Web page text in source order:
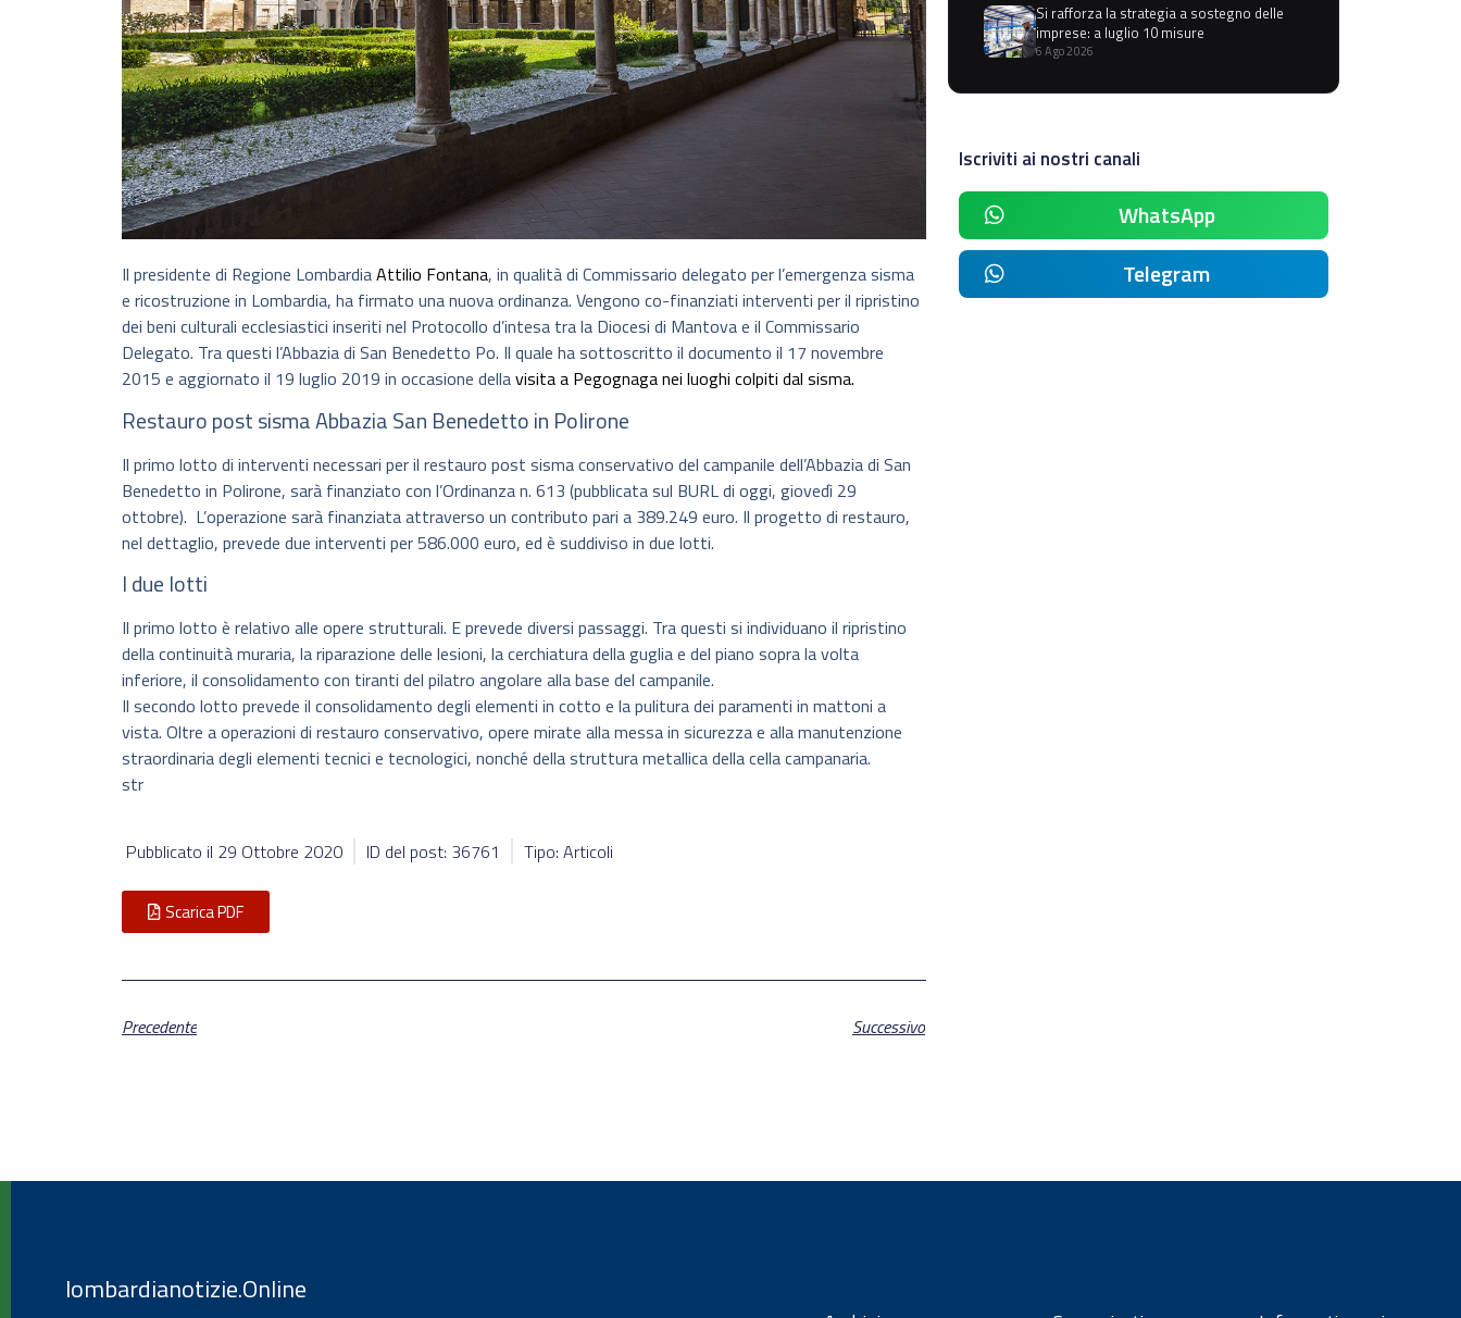
Il presidente di Regione LombardiaAttilio Fontana, in qualità di Commissario delegato per l’emergenza sisma
e ricostruzione in Lombardia, ha firmato una nuova ordinanza. Vengono co-finanziati interventi per il ripristino
dei beni culturali ecclesiastici inseriti nel Protocollo d’intesa tra la Diocesi di Mantova e il Commissario
Delegato. Tra questi l’Abbazia di San Benedetto Po. Il quale ha sottoscritto il documento il 17 novembre
2015 e aggiornato il 19 luglio 2019 in occasione dellavisita a Pegognaga nei luoghi colpiti dal sisma.
Restauro post sisma Abbazia San Benedetto in Polirone
Il primo lotto di interventi necessari per il restauro post sisma conservativo del campanile dell’Abbazia di San
Benedetto in Polirone, sarà finanziato con l’Ordinanza n. 613 (pubblicata sul BURL di oggi, giovedì 29
ottobre). L’operazione sarà finanziata attraverso un contributo pari a 389.249 euro. Il progetto di restauro,
nel dettaglio, prevede due interventi per 586.000 euro, ed è suddiviso in due lotti.
I due lotti
Il primo lotto è relativo alle opere strutturali. E prevede diversi passaggi. Tra questi si individuano il ripristino
della continuità muraria, la riparazione delle lesioni, la cerchiatura della guglia e del piano sopra la volta
inferiore, il consolidamento con tiranti del pilatro angolare alla base del campanile.
Il secondo lotto prevede il consolidamento degli elementi in cotto e la pulitura dei paramenti in mattoni a
vista. Oltre a operazioni di restauro conservativo, opere mirate alla messa in sicurezza e alla manutenzione
straordinaria degli elementi tecnici e tecnologici, nonché della struttura metallica della cella campanaria.
str
Pubblicato il 29 Ottobre 2020 ID del post: 36761 Tipo: Articoli
Scarica PDF
Precedente Successivo
Si rafforza la strategia a sostegno delle
imprese: a luglio 10 misure
6 Ago 2026
Iscriviti ai nostri canali
WhatsApp
Telegram
lombardianotizie.Online